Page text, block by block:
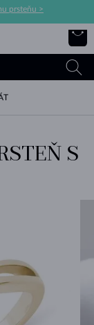
prsteňu >
S